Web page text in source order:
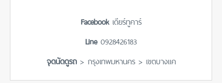
Facebookเดียร์ทูคาร์
Line0928426183
จุดนัดดูรถ> กรุงเทพมหานคร > เขตบางแค